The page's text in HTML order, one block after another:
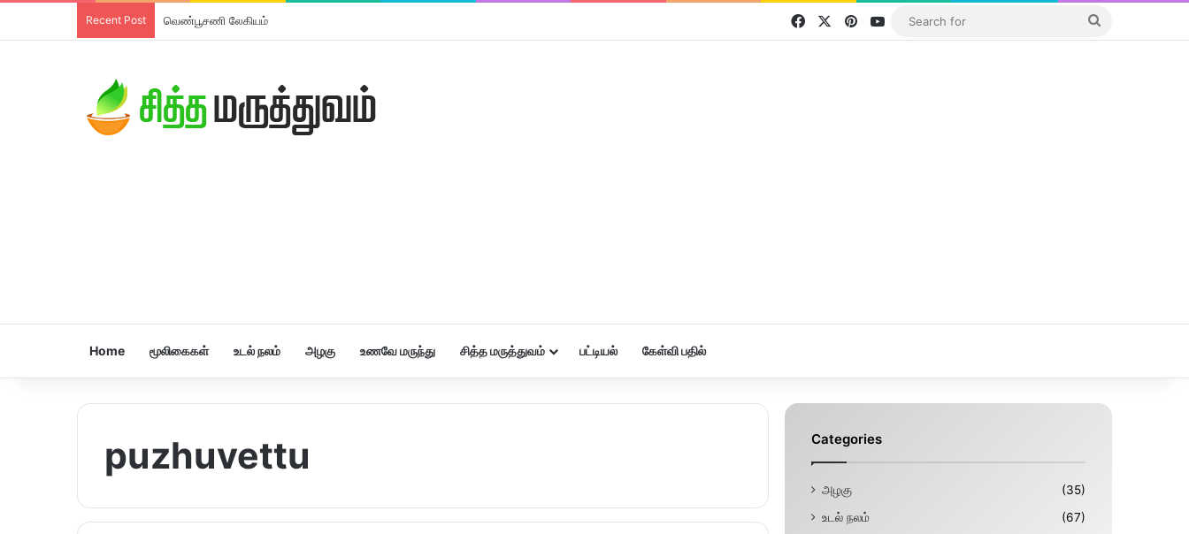
Recent Post வெண்பூசணி லேகியம் FacebookPinterestYouTube
Home மூலிகைகள் உடல் நலம் அழகு உணவே மருந்து சித்த மருத்துவம் பட்டியல் கேள்வி பதில்
puzhuvettu Categories
அழகு
(35)
உடல் நலம்
(67)